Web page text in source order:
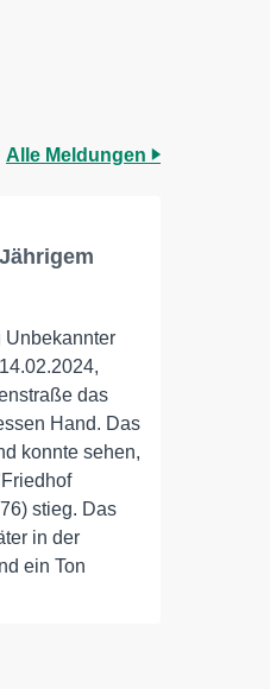
Alle Meldungen
Unbekannter
das
Hand. Das
konnte sehen,
stieg. Das
in der
ein Ton